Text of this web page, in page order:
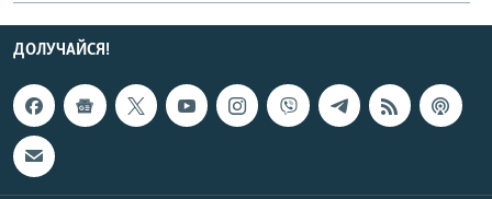
ДОЛУЧАЙСЯ!